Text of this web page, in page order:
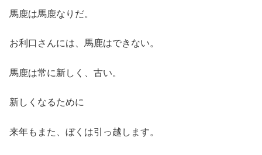
馬鹿は馬鹿なりだ。
お利口さんには、馬鹿はできない。
馬鹿は常に新しく、古い。
新しくなるために
来年もまた、ぼくは引っ越します。